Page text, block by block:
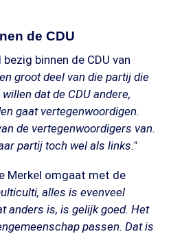
de CDU
binnen de CDU van
groot deel van die partij die
dat de CDU andere,
gaat vertegenwoordigen.
de vertegenwoordigers van.
partij toch wel als links."
Merkel omgaat met de
alles is evenveel
anders is, is gelijk goed. Het
passen. Dat is